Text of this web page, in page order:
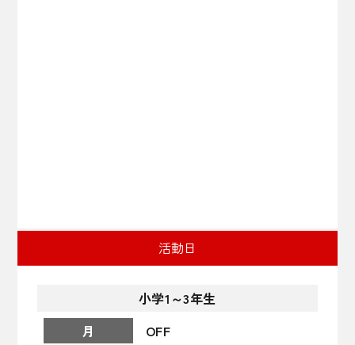
活動日
小学1～3年生
OFF